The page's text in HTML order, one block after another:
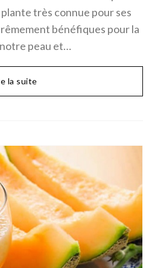
plante très connue pour ses
bénéfiques pour la
peau et…
la suite